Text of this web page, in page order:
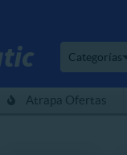
Categorías
Atrapa Ofertas